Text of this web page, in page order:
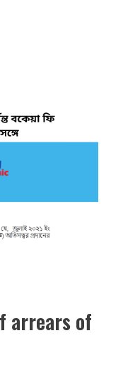
arrears of